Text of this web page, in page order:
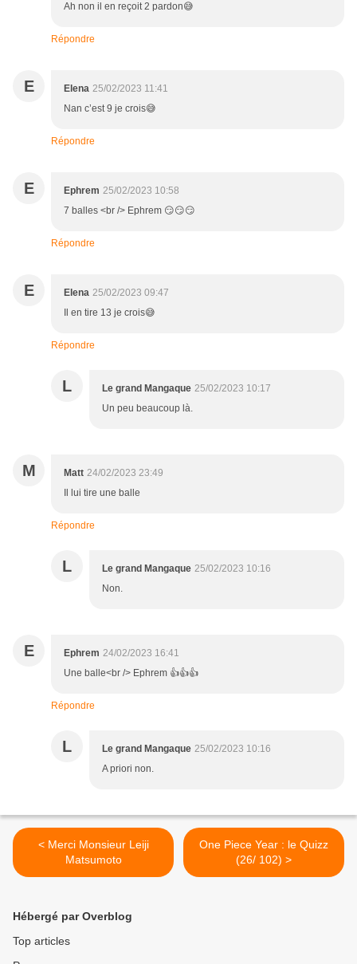
Ah non il en reçoit 2 pardon😅
Répondre
E Elena 25/02/2023 11:41
Nan c’est 9 je crois😅
Répondre
E Ephrem 25/02/2023 10:58
7 balles <br /> Ephrem 😏😏😏
Répondre
E Elena 25/02/2023 09:47
Il en tire 13 je crois😅
Répondre
L Le grand Mangaque 25/02/2023 10:17
Un peu beaucoup là.
M Matt 24/02/2023 23:49
Il lui tire une balle
Répondre
L Le grand Mangaque 25/02/2023 10:16
Non.
E Ephrem 24/02/2023 16:41
Une balle<br /> Ephrem 👍👍👍
Répondre
L Le grand Mangaque 25/02/2023 10:16
A priori non.
< Merci Monsieur Leiji
Matsumoto
One Piece Year : le Quizz
(26/ 102) >
Hébergé par Overblog
Top articles